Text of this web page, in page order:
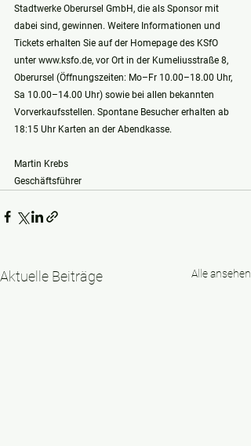
Stadtwerke Oberursel GmbH, die als Sponsor mit
dabei sind, gewinnen. Weitere Informationen und
Tickets erhalten Sie auf der Homepage des KSfO
unter www.ksfo.de, vor Ort in der Kumeliusstraße 8,
Oberursel (Öffnungszeiten: Mo–Fr 10.00–18.00 Uhr,
Sa 10.00–14.00 Uhr) sowie bei allen bekannten
Vorverkaufsstellen. Spontane Besucher erhalten ab
18:15 Uhr Karten an der Abendkasse.
Martin Krebs
Geschäftsführer
Aktuelle Beiträge Alle ansehen